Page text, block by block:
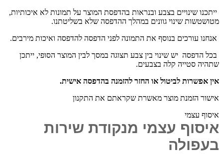
ייתכנו שינויים בצבע ובנראות בהדפסת המוצר על תמונות לא איכותיות,
מטושטשות שינוי גוונים במהלך ההדפסה שלא בשליטתנו.
אנחנו עורכים בנוסף את התמונה לפני הדפסה להדפסה ואיכות מירבים.
בכל הדפסה יש שינוי בין צבע תצוגה במסך לבין המוצר הסופי, ייתכן
שתהיה סטייה קלה בצבעים.
אין אפשרות לביטול או החזר להזמנה בהדפסה אישית.
אישור הזמנת מוצר מאשרת שקראתם את התקנון
איסוף עצמי
איסוף עצמי מנקודת שירות
בעפולה